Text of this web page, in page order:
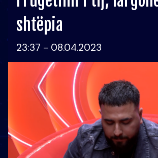
shtëpia
23:37 - 08.04.2023